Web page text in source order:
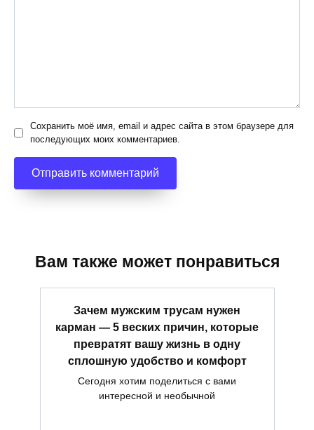
Сохранить моё имя, email и адрес сайта в этом браузере для
последующих моих комментариев.
Вам также может понравиться
Зачем мужским трусам нужен
карман — 5 веских причин, которые
превратят вашу жизнь в одну
сплошную удобство и комфорт
Сегодня хотим поделиться с вами
интересной и необычной